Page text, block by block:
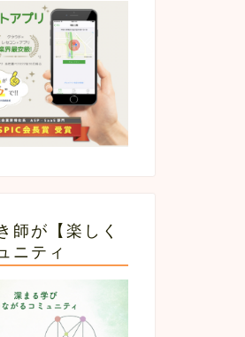
師が【楽しく
ニティ